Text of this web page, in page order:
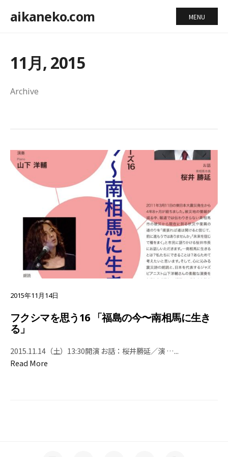
aikaneko.com MENU
11月, 2015
Archive
2015年11月14日
フクシマを思う16 「福島の今〜南相馬に生き
る」
2015.11.14（土）13:30開演 お話：桜井勝延／演 …...
Read More